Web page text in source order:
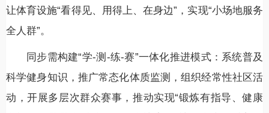
让体育设施“看得见、用得上、在身边”，实现“小场地服务
全人群”。
同步需构建“学-测-练-赛”一体化推进模式：系统普及
科学健身知识，推广常态化体质监测，组织经常性社区活
动，开展多层次群众赛事，推动实现“锻炼有指导、健康